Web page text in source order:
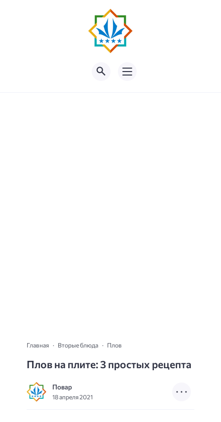
Главная Вторые блюда Плов
Плов на плите: 3 простых рецепта
Повар
18 апреля 2021